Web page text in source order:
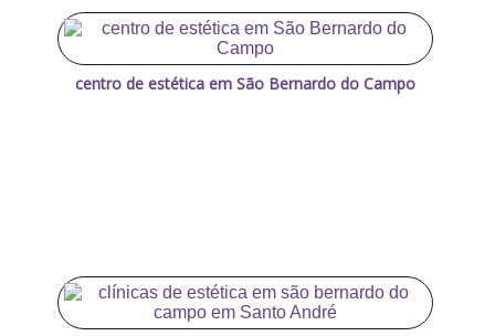
centro de estética em São Bernardo do Campo